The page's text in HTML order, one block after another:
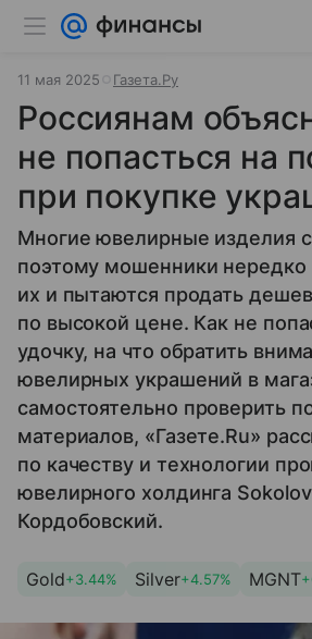
11 мая 2025 Газета.Ру
Россиянам
не попасться на
при покупке
Многие ювелирные изделия
поэтому мошенники
их и пытаются продать
по высокой цене. Как не
удочку, на что обратить
ювелирных украшений в
самостоятельно проверить
материалов, «Газете.Ru»
по качеству и технологии
ювелирного холдинга
Кордобовский.
Gold+3.44% Silver+4.57% MGNT